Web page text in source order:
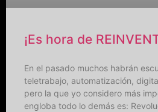
¡Es hora de
En el pasado muchos habrán
teletrabajo, automatización,
pero la que yo considero más
engloba todo lo demás es: